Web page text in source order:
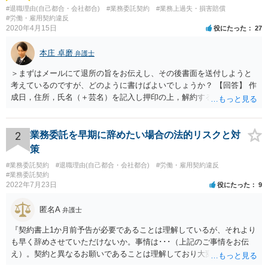
#退職理由(自己都合・会社都合) #業務委託契約
#業務上過失・損害賠償
#労働・雇用契約違反
2020年4月15日 役にたった 27
本庄 卓磨 弁護士
＞まずはメールにて退所の旨をお伝えし、その後書面を送付しようと
考えているのですが、どのように書けばよいでしょうか？ 【回答】 作
成日，住所，氏名（＋芸名）を記入し押印の上，解約する旨を伝える
ようなことはありますでしょうか？ 【回答】 特にないと思われます
が，仮に請求された場合はそれが「損害」に該当するのか検討するこ
とになります。 ＞また、事務所をやめる際、「退所後しばらく芸能活
たという事例を聞いたことがあります。所属する際にいただいた契約
書にはそのようなことは書いていないのですが、仮にこれらを要求さ
がないのであれば，断ることができる可能性があります。 もし上記の
ような要求をされた場合は，その根拠を明示してもらってください。
2
業務委託を早期に辞めたい場合の法的リスクと対
策
#業務委託契約 #退職理由(自己都合・会社都合)
#労働・雇用契約違反
#業務委託契約
2022年7月23日 役にたった 9
匿名A 弁護士
『契約書上1か月前予告が必要であることは理解しているが、それより
も早く辞めさせていただけないか。事情は･･･（上記のご事情をお伝
え）。契約と異なるお願いであることは理解しており大変申し訳ない